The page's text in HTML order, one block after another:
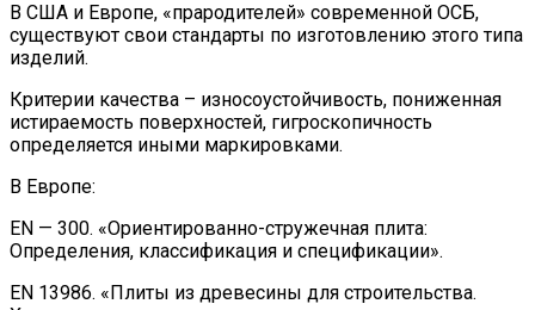
В США и Европе, «прародителей» современной ОСБ,
существуют свои стандарты по изготовлению этого типа
изделий.
Критерии качества – износоустойчивость, пониженная
истираемость поверхностей, гигроскопичность
определяется иными маркировками.
В Европе:
EN — 300. «Ориентированно-стружечная плита:
Определения, классификация и спецификации».
EN 13986. «Плиты из древесины для строительства.